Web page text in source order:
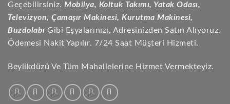
Geçebilirsiniz. Mobilya, Koltuk Takımı, Yatak Odası,
Televizyon, Çamaşır Makinesi, Kurutma Makinesi,
Buzdolabı Gibi Eşyalarınızı, Adresinizden Satın Alıyoruz.
Ödemesi Nakit Yapılır. 7/24 Saat Müşteri Hizmeti.
Beylikdüzü Ve Tüm Mahallelerine Hizmet Vermekteyiz.